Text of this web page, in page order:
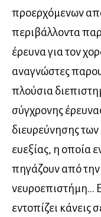
προερχόμενων
περιβάλλοντα
έρευνα για τον
αναγνώστες
πλούσια
σύγχρονης
διευρεύνησης των
ευεξίας, η οποία
πηγάζουν από την
νευροεπιστήμη…
εντοπίζει κάνεις